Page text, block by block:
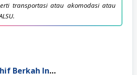
transportasi atau akomodasi atau
Crew Stokis PT Athif Berkah Indonesia Dumai